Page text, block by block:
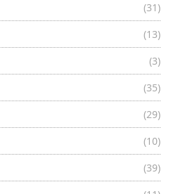
(31)
(13)
(3)
(35)
(29)
(10)
(39)